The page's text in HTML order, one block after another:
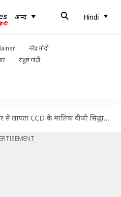
अन्य Hindi
नरेंद्र मोदी
राहुल गांधी
CCD के मालिक वीजी सिद्धार्थ का शव मिला, आज होगा अंतिम संस्कार